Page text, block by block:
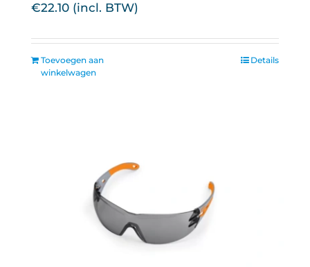
€22.10
Toevoegen aan
winkelwagen
Details